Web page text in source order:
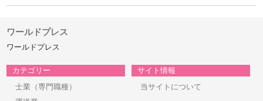
ワールドプレス
ワールドプレス
カテゴリー
士業（専門職種）
サイト情報
当サイトについて